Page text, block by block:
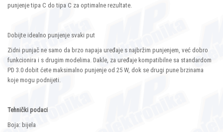
punjenje tipa C do tipa C za optimalne rezultate.
Dobijte idealno punjenje svaki put
Zidni punjač ne samo da brzo napaja uređaje s najbržim punjenjem, već dobro
funkcionira i s drugim modelima. Dakle, za uređaje kompatibilne sa standardom
PD 3.0 dobit ćete maksimalno punjenje od 25 W, dok se drugi pune brzinama
koje mogu podnijeti.
Tehnički podaci
Boja: bijela